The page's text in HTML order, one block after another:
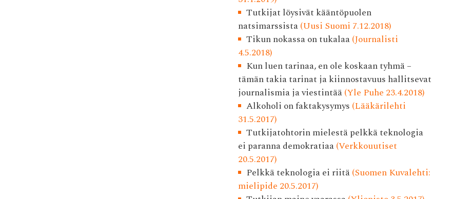
Tutkijat löysivät kääntöpuolen
natsimarssista(Uusi Suomi 7.12.2018)
Tikun nokassa on tukalaa(Journalisti
4.5.2018)
Kun luen tarinaa, en ole koskaan tyhmä –
tämän takia tarinat ja kiinnostavuus hallitsevat
journalismia ja viestintää(Yle Puhe 23.4.2018)
Alkoholi on faktakysymys (Lääkärilehti
31.5.2017)
Tutkijatohtorin mielestä pelkkä teknologia
ei paranna demokratiaa(Verkkouutiset
20.5.2017)
Pelkkä teknologia ei riitä(Suomen Kuvalehti:
mielipide 20.5.2017)